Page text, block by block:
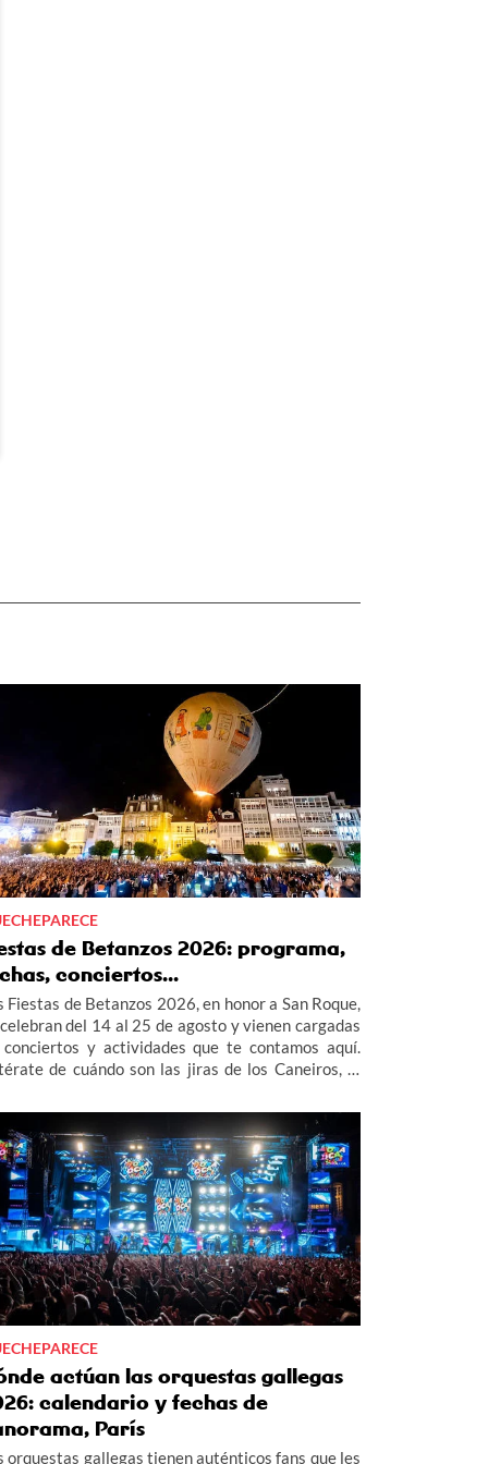
de Betanzos 2026: programa,
conciertos...
Fiestas de Betanzos 2026, en honor a San Roque,
del 14 al 25 de agosto y vienen cargadas
y actividades que te contamos aquí.
de cuándo son las jiras de los Caneiros, el
de Betanzos 2026.
actúan las orquestas gallegas
calendario y fechas de
París
orquestas gallegas tienen auténticos fans que les